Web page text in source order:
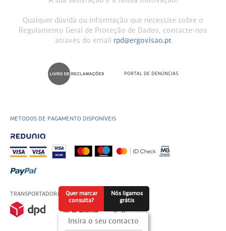
Qualquer dúvida ou informação que necessite sobre o
Regulamento Geral de Proteção de Dados, contacte-nos
através do email
rpd@ergovisao.pt
METODOS DE PAGAMENTO DISPONÍVEIS
TRANSPORTADORAS USADAS
Quer marcar
consulta?
Nós ligamos
grátis
Insira o seu contacto